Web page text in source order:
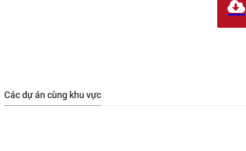

Các dự án cùng khu vực